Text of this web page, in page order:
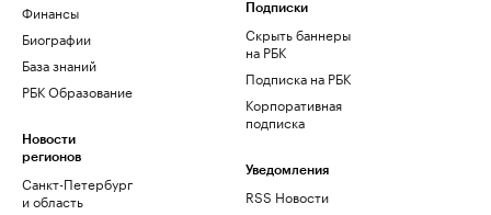
Финансы
Биографии
База знаний
РБК Образование
Новости
регионов
Санкт-Петербург
и область
Подписки
Скрыть баннеры
на РБК
Подписка на РБК
Корпоративная
подписка
Уведомления
RSS Новости